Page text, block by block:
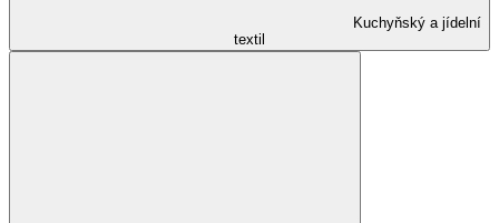
Kuchyňský a jídelní
textil